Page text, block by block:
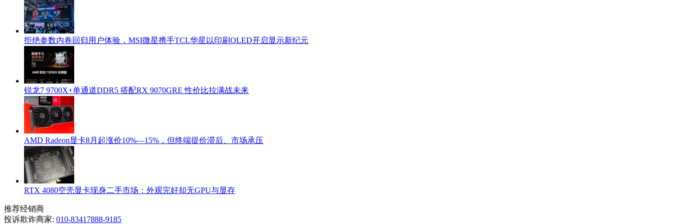
拒绝参数内卷回归用户体验，MSI微星携手TCL华星以印刷OLED开启显示新纪元
锐龙7 9700X+单通道DDR5 搭配RX 9070GRE 性价比拉满战未来
AMD Radeon显卡8月起涨价10%—15%，但终端提价滞后、市场承压
RTX 4080空壳显卡现身二手市场：外观完好却无GPU与显存
推荐经销商
投诉欺诈商家: 010-83417888-9185